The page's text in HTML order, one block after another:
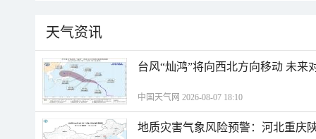
天气资讯
台风“灿鸿”将向西北方向移动 未来
中国天气网 2026-08-07 18:10
地质灾害气象风险预警：河北重庆